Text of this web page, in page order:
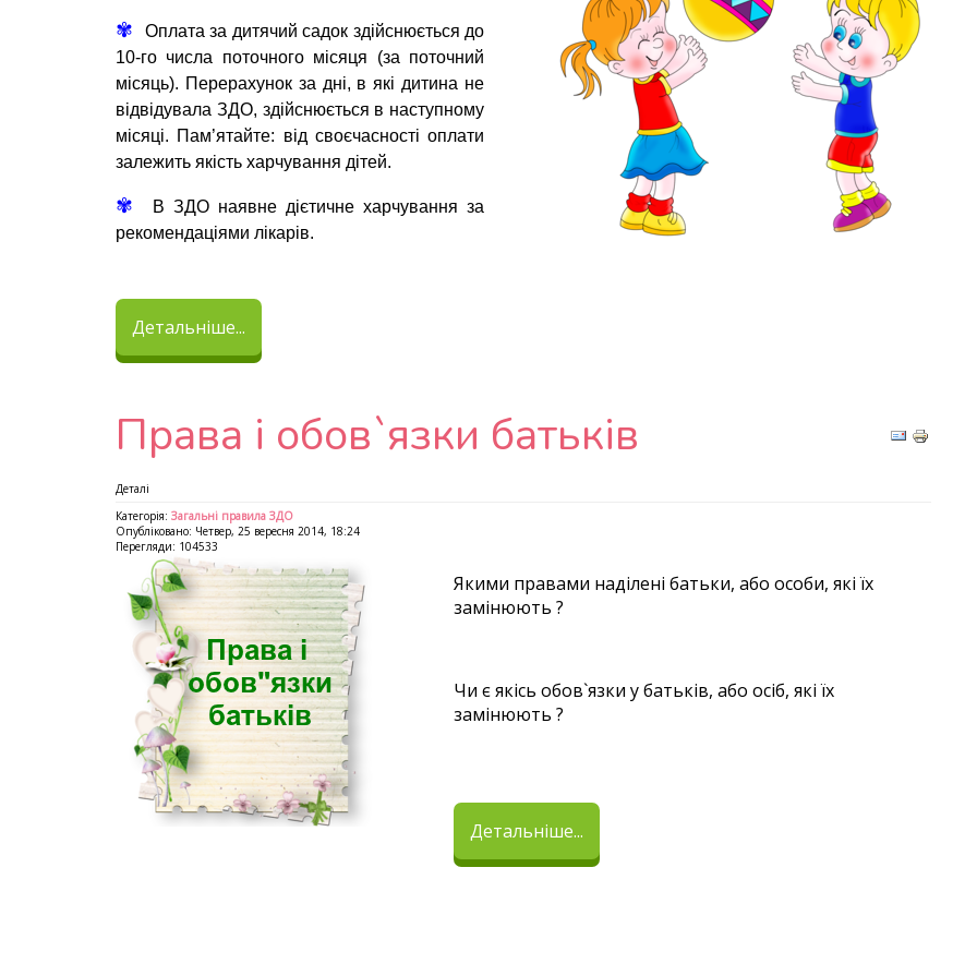
✾
Оплата за дитячий садок здійснюється до
10-го числа поточного місяця (за поточний
місяць). Перерахунок за дні, в які дитина не
відвідувала ЗДО, здійснюється в наступному
місяці. Пам’ятайте: від своєчасності оплати
залежить якість харчування дітей.
✾
В ЗДО наявне дієтичне харчування за
рекомендаціями лікарів.
Детальніше...
Права і обов`язки батьків
Деталі
Категорія: Загальні правила ЗДО
Опубліковано: Четвер, 25 вересня 2014, 18:24
Перегляди: 104533
Якими правами наділені батьки, або особи, які їх
замінюють ?
Чи є якісь обов`язки у батьків, або осіб, які їх
замінюють ?
Детальніше...